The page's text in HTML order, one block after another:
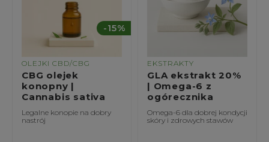
EKSTRAKTY
GLA ekstrakt 20%
| Omega-6 z
ogórecznika
Omega-6 dla dobrej kondycji
skóry i zdrowych stawów
EKSTRAKTY
Szarłat ekstrakt
20% | Amaranthus
caudatus
Amarantowe wsparcie
zdrowia wątroby i